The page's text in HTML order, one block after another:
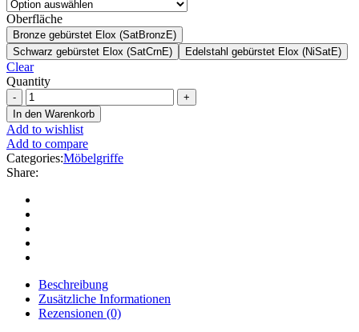
Oberfläche
Bronze gebürstet Elox (SatBronzE)
Schwarz gebürstet Elox (SatCrnE)
Edelstahl gebürstet Elox (NiSatE)
Clear
Quantity
In den Warenkorb
Add to wishlist
Add to compare
Categories:Möbelgriffe
Share:
Beschreibung
Zusätzliche Informationen
Rezensionen (0)